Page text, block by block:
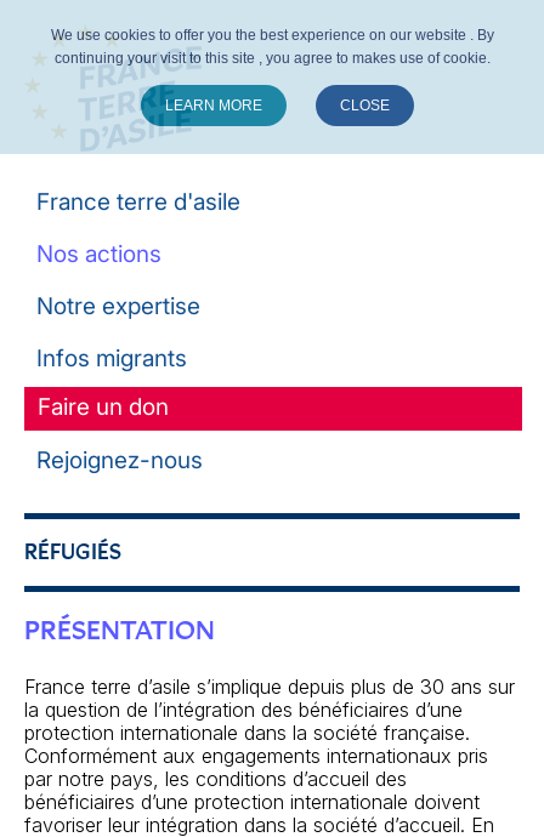
France terre d'asile
Nos actions
Notre expertise
Infos migrants
Faire un don
Rejoignez-nous
RÉFUGIÉS
PRÉSENTATION
France terre d’asile s’implique depuis plus de 30 ans sur
la question de l’intégration des bénéficiaires d’une
protection internationale dans la société française.
Conformément aux engagements internationaux pris
par notre pays, les conditions d’accueil des
bénéficiaires d’une protection internationale doivent
favoriser leur intégration dans la société d’accueil. En
We use cookies to offer you the best experience on our website . By
continuing your visit to this site , you agree to makes use of cookie.
LEARN MORE CLOSE